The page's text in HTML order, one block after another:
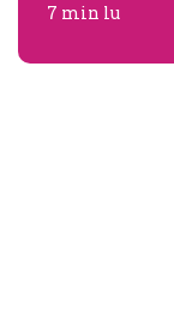
7 min lu